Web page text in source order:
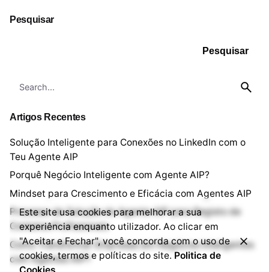
Pesquisar
Pesquisar
Artigos Recentes
Solução Inteligente para Conexões no LinkedIn com o
Teu Agente AIP
Porquê Negócio Inteligente com Agente AIP?
Mindset para Crescimento e Eficácia com Agentes AIP
Processo de Solução do Agente AIP para Registo de
Contatos Profissionais
Como Transformar Empresas em Negócios Inteligentes
com Agentes AIP?
Este site usa cookies para melhorar a sua
experiência enquanto utilizador. Ao clicar em
"Aceitar e Fechar", você concorda com o uso de
cookies, termos e políticas do site.Politica de